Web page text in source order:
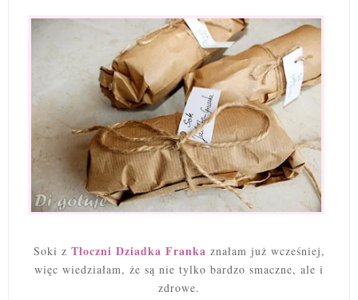
Soki z Tłoczni Dziadka Franka znałam już wcześniej,
więc wiedziałam, że są nie tylko bardzo smaczne, ale i
zdrowe.